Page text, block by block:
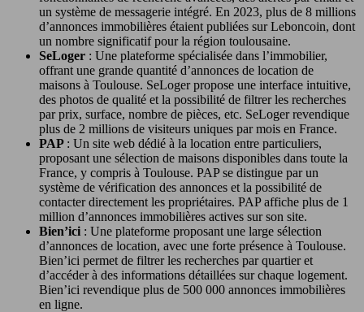
un système de messagerie intégré. En 2023, plus de 8 millions
d’annonces immobilières étaient publiées sur Leboncoin, dont
un nombre significatif pour la région toulousaine.
SeLoger : Une plateforme spécialisée dans l’immobilier,
offrant une grande quantité d’annonces de location de
maisons à Toulouse. SeLoger propose une interface intuitive,
des photos de qualité et la possibilité de filtrer les recherches
par prix, surface, nombre de pièces, etc. SeLoger revendique
plus de 2 millions de visiteurs uniques par mois en France.
PAP : Un site web dédié à la location entre particuliers,
proposant une sélection de maisons disponibles dans toute la
France, y compris à Toulouse. PAP se distingue par un
système de vérification des annonces et la possibilité de
contacter directement les propriétaires. PAP affiche plus de 1
million d’annonces immobilières actives sur son site.
Bien’ici : Une plateforme proposant une large sélection
d’annonces de location, avec une forte présence à Toulouse.
Bien’ici permet de filtrer les recherches par quartier et
d’accéder à des informations détaillées sur chaque logement.
Bien’ici revendique plus de 500 000 annonces immobilières
en ligne.